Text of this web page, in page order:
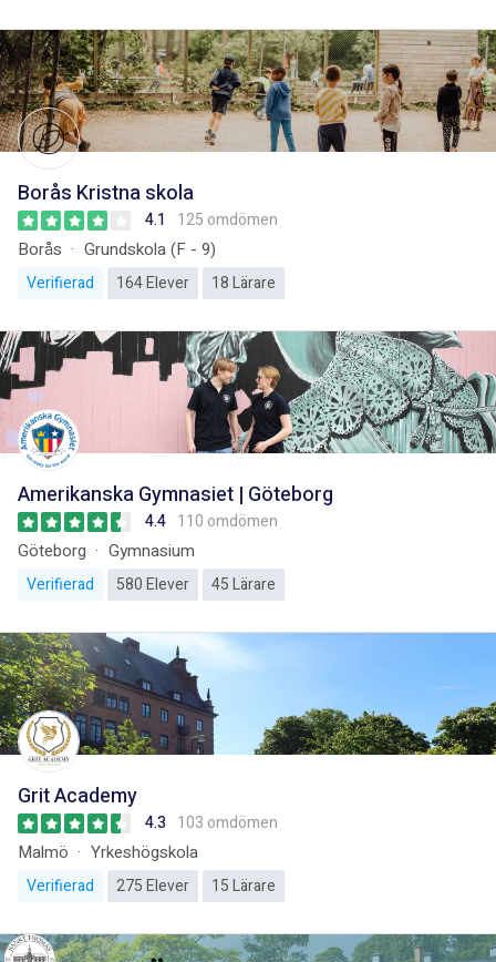
Borås Kristna skola
4.1 125 omdömen
Borås Grundskola (F - 9)
Verifierad 164 Elever 18 Lärare
Amerikanska Gymnasiet | Göteborg
4.4 110 omdömen
Göteborg Gymnasium
Verifierad 580 Elever 45 Lärare
Grit Academy
4.3 103 omdömen
Malmö Yrkeshögskola
Verifierad 275 Elever 15 Lärare